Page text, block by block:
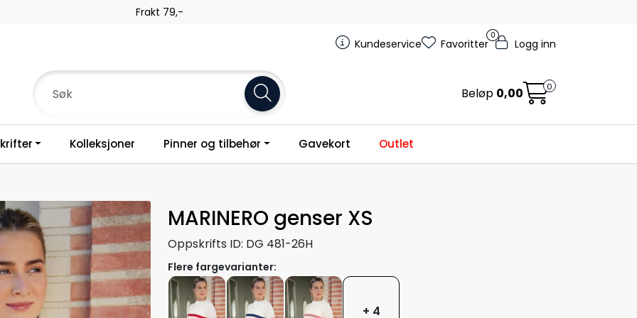
Frakt 79,-
Kundeservice
0
Favoritter Logg inn
Beløp 0,00 0
Kolleksjoner Pinner og tilbehør Gavekort Outlet
MARINERO genser XS
Oppskrifts ID: DG 481-26H
Flere fargevarianter:
+ 4